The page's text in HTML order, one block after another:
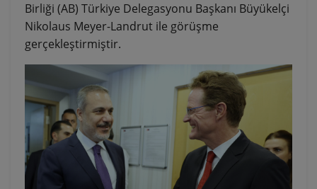
Birliği (AB) Türkiye Delegasyonu Başkanı Büyükelçi
Nikolaus Meyer-Landrut ile görüşme
gerçekleştirmiştir.